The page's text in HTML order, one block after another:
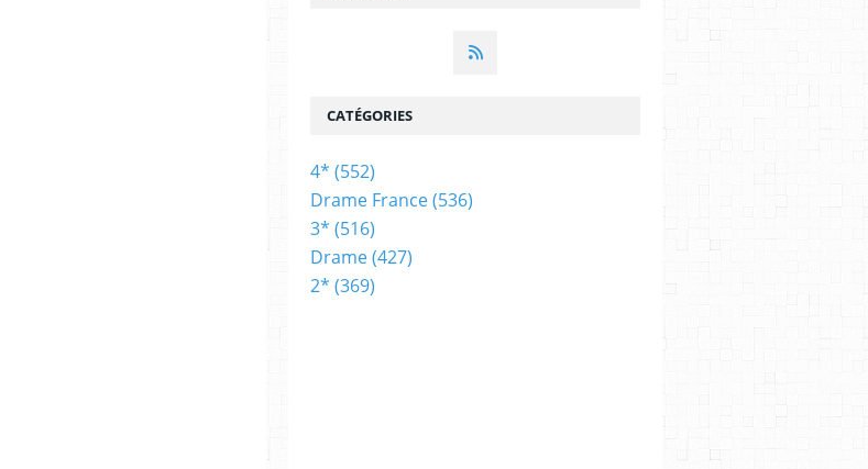
CATÉGORIES
4* (552)
Drame France(536)
3* (516)
Drame(427)
2* (369)